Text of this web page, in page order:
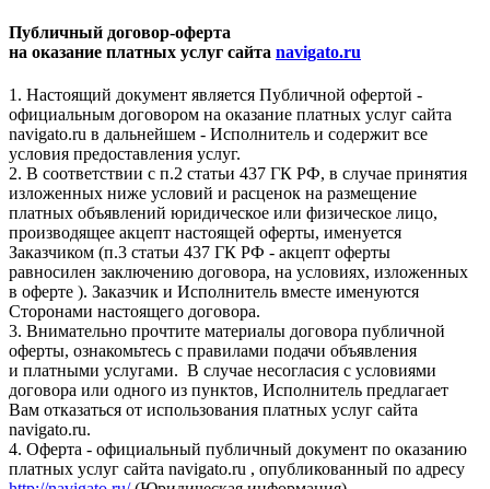
Публичный договор-оферта
на оказание платных услуг сайта navigato.ru
1. Настоящий документ является Публичной офертой -
официальным договором на оказание платных услуг сайта
navigato.ru в дальнейшем - Исполнитель и содержит все
условия предоставления услуг.
2. В соответствии с п.2 статьи 437 ГК РФ, в случае принятия
изложенных ниже условий и расценок на размещение
платных объявлений юридическое или физическое лицо,
производящее акцепт настоящей оферты, именуется
Заказчиком (п.3 статьи 437 ГК РФ - акцепт оферты
равносилен заключению договора, на условиях, изложенных
в оферте ). Заказчик и Исполнитель вместе именуются
Сторонами настоящего договора.
3. Внимательно прочтите материалы договора публичной
оферты, ознакомьтесь с правилами подачи объявления
и платными услугами. В случае несогласия с условиями
договора или одного из пунктов, Исполнитель предлагает
Вам отказаться от использования платных услуг сайта
navigato.ru.
4. Оферта - официальный публичный документ по оказанию
платных услуг сайта navigato.ru , опубликованный по адресу